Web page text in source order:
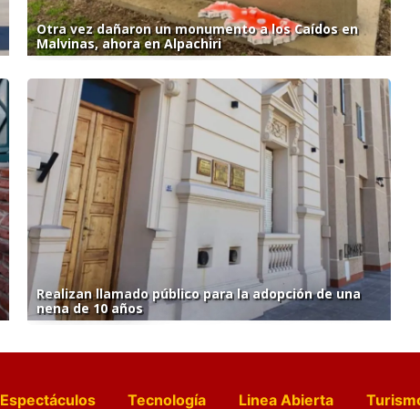
Otra vez dañaron un monumento a los Caídos en
Malvinas, ahora en Alpachiri
Realizan llamado público para la adopción de una
nena de 10 años
Espectáculos Tecnología Linea Abierta